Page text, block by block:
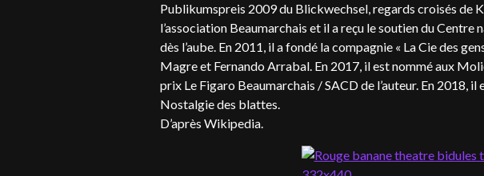
Publikumspreis 2009 du Blickwechsel, regards croisés de
l’association Beaumarchais et il a reçu le soutien du
dès l’aube. En 2011, il a fondé la compagnie « La Cie des
Magre et Fernando Arrabal. En 2017, il est nommé aux
prix Le Figaro Beaumarchais / SACD de l’auteur. En 2018,
Nostalgie des blattes.
D’après Wikipedia.